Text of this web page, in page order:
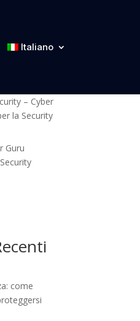
Italiano
– Cyber
la Security
Guru
come